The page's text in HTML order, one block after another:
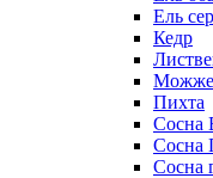
Ель
Кедр
Пихта
Сосна
Сосна
Сосна